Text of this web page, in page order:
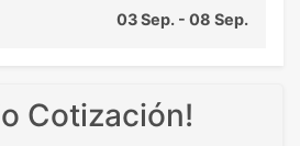
03 Sep. - 08 Sep.
Cotización!